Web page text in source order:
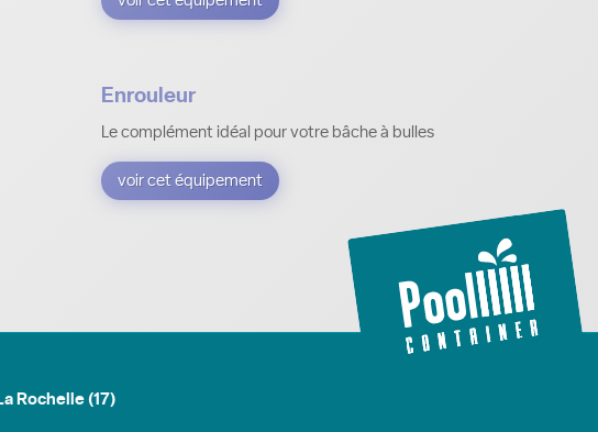
Enrouleur
Le complément idéal pour votre bâche à bulles
voir cet équipement
Rochelle (17)